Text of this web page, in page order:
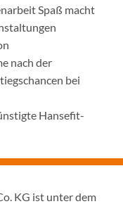
Spaß macht
nach der
bei
Hansefit-
KG ist unter dem